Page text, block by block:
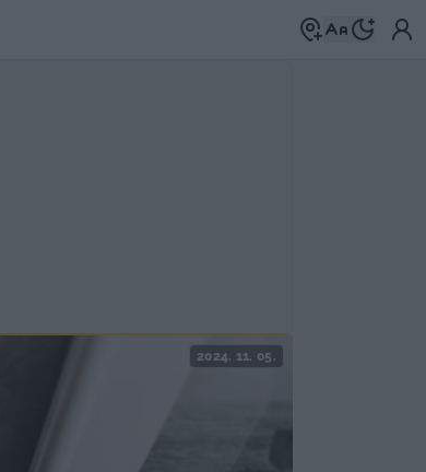
2024. 11. 05.